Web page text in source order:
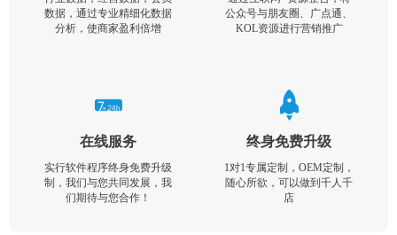
数据，通过专业精细化数据
分析，使商家盈利倍增
公众号与朋友圈、广点通、
KOL资源进行营销推广
在线服务
实行软件程序终身免费升级
制，我们与您共同发展，我
们期待与您合作！
终身免费升级
1对1专属定制，OEM定制，
随心所欲，可以做到千人千
店